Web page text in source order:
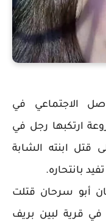
الاجتماعي في
ارتكبها رجل في
قتل ابنته الشابة
بانتحاره.
أبو سرحان قتلت
في قرية لبين بريف